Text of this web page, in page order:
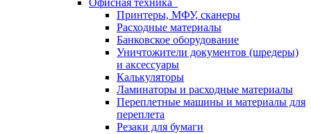
Офисная техника
Принтеры, МФУ, сканеры
Расходные материалы
Банковское оборудование
Уничтожители документов (шредеры)
и аксессуары
Калькуляторы
Ламинаторы и расходные материалы
Переплетные машины и материалы для
переплета
Резаки для бумаги